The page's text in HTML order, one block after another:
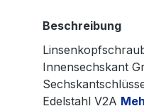
Beschreibung
Innensechskant
Edelstahl V2A